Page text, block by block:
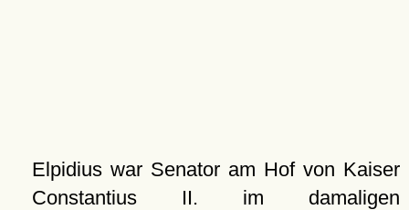
Elpidius war Senator am Hof von Kaiser
Constantius II. im damaligen